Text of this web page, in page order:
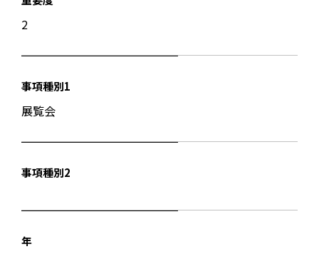
2
事項種別1
展覧会
事項種別2
年